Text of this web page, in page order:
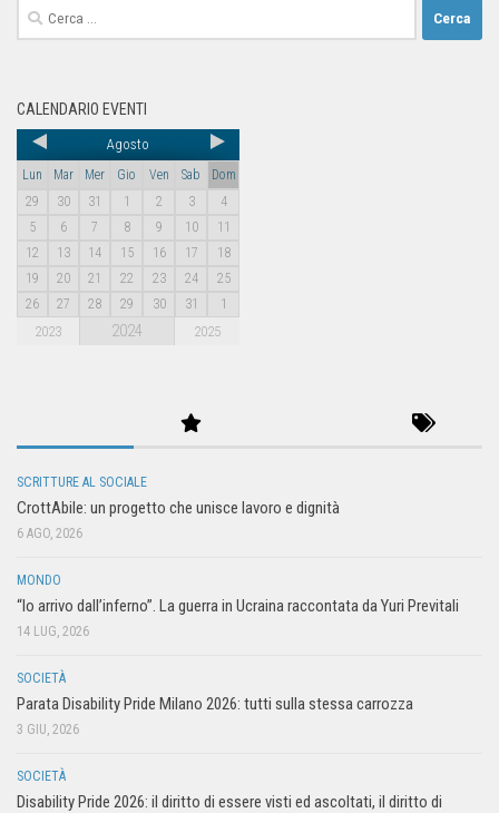
CALENDARIO EVENTI
Agosto
Lun Mar Mer Gio Ven Sab
Dom
29
30 31 1 2 3
4
5
6 7 8 9 10
11
12
13 14 15 16 17
18
19
20 21 22 23 24
25
26
27 28 29 30 31 1
2023 2024 2025
SCRITTURE AL SOCIALE
CrottAbile: un progetto che unisce lavoro e dignità
6 AGO, 2026
MONDO
“Io arrivo dall’inferno”. La guerra in Ucraina raccontata da Yuri Previtali
14 LUG, 2026
SOCIETÀ
Parata Disability Pride Milano 2026: tutti sulla stessa carrozza
3 GIU, 2026
SOCIETÀ
Disability Pride 2026: il diritto di essere visti ed ascoltati, il diritto di